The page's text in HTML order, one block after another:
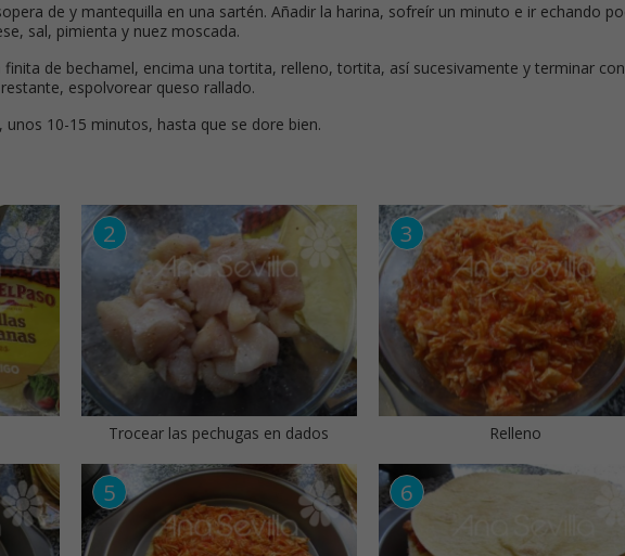
de y mantequilla en una sartén. Añadir la harina, sofreír un minuto e ir echando
sal, pimienta y nuez moscada.
de bechamel, encima una tortita, relleno, tortita, así sucesivamente y terminar con
espolvorear queso rallado.
unos 10-15 minutos, hasta que se dore bien.
Trocear las pechugas en dados Relleno